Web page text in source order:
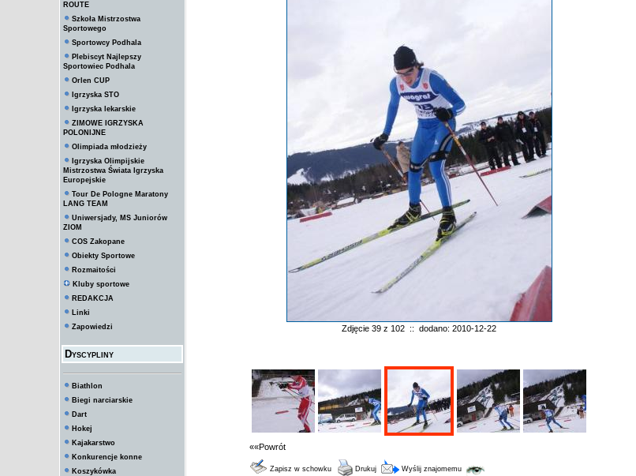
ROUTE
Szkoła Mistrzostwa
Sportowego
Sportowcy Podhala
Plebiscyt Najlepszy
Sportowiec Podhala
Orlen CUP
Igrzyska STO
Igrzyska lekarskie
ZIMOWE IGRZYSKA
POLONIJNE
Olimpiada młodzieży
Igrzyska Olimpijskie
Mistrzostwa Świata Igrzyska
Europejskie
Tour De Pologne Maratony
LANG TEAM
Uniwersjady, MS Juniorów
ZIOM
COS Zakopane
Obiekty Sportowe
Rozmaitości
Kluby sportowe
REDAKCJA
Linki
Zapowiedzi
Dyscypliny
Biathlon
Biegi narciarskie
Dart
Hokej
Kajakarstwo
Konkurencje konne
Koszykówka
Zdjęcie 39 z 102 :: dodano: 2010-12-22
««Powrót
Zapisz w schowku Drukuj Wyślij znajomemu